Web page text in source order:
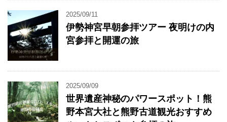
2025/09/11
伊勢神宮早朝参拝ツアー 夜明けの内
宮参拝と開運の旅
2025/09/09
世界遺産神秘のパワースポット！熊
野本宮大社と熊野古道観光おすすめ